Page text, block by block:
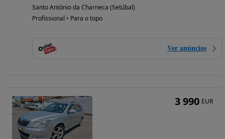
Santo António da Charneca (Setúbal)
Profissional • Para o topo
Ver anúncios
3 990 EUR